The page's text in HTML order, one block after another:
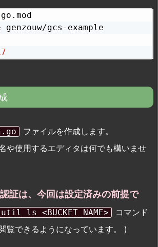
go.mod
genzouw/gcs-example
ファイルを作成します。
や使用するエディタは何でも構いませ
証は、今回は設定済みの前提で
ls <BUCKET_NAME>
コマンド
覧できるようになっています。 )